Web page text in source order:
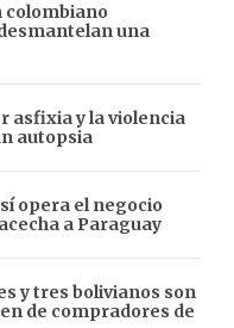
colombiano
una
asfixia y la violencia
autopsia
opera el negocio
a Paraguay
y tres bolivianos son
de compradores de